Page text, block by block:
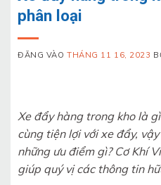
phân loại
ĐĂNG VÀOTHÁNG 11 16, 2023
Xe đẩy hàng trong kho là
cùng tiện lợi với xe đẩy,
những ưu điểm gì? Cơ Khí
giúp quý vị các thông tin